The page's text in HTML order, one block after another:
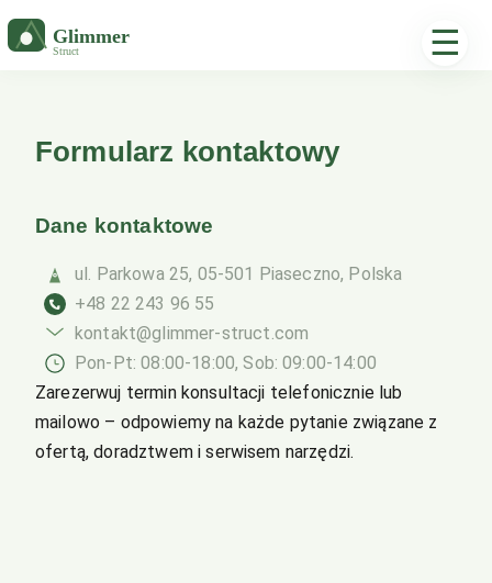
☰
Formularz kontaktowy
Dane kontaktowe
ul. Parkowa 25, 05-501 Piaseczno, Polska
+48 22 243 96 55
kontakt@glimmer-struct.com
Pon-Pt: 08:00-18:00, Sob: 09:00-14:00
Zarezerwuj termin konsultacji telefonicznie lub
mailowo – odpowiemy na każde pytanie związane z
ofertą, doradztwem i serwisem narzędzi.